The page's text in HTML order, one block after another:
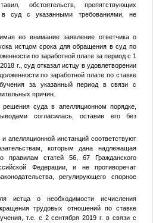
обстоятельств, препятствующих
суд с указанными требованиями, не
во внимание заявление ответчика о
истцом срока для обращения в суд по
по заработной плате за период с 1
г., суд отказал истцу в удовлетворении
по заработной плате по ставке
за указанный период в связи с
причин.
решения суда в апелляционном порядке,
согласилась, оставив его без
апелляционной инстанций соответствуют
которым дана надлежащая
правилам статей 56, 67 Гражданского
Федерации, и не противоречат
регулирующего спорное
истца о необходимости исчисления
трудовых отношений по ставке
т.е. с 2 сентября 2019 г. в связи с